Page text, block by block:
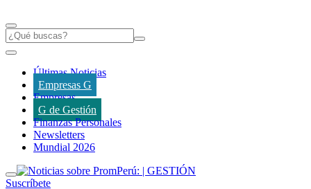
Últimas Noticias
Empresas G
Empresas
G de Gestión
Finanzas Personales
Newsletters
Mundial 2026
Suscríbete